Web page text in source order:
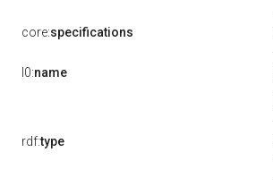
core:specifications
l0:name
rdf:type